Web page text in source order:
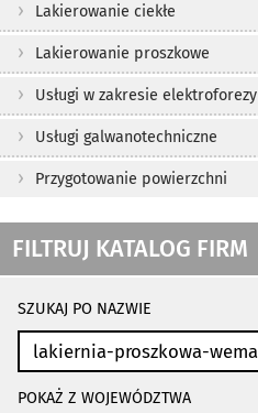
Lakierowanie ciekłe
Lakierowanie proszkowe
Usługi w zakresie elektroforezy
Usługi galwanotechniczne
Przygotowanie powierzchni
FILTRUJ KATALOG FIRM
wyszukiwania
SZUKAJ PO NAZWIE
POKAŻ Z WOJEWÓDZTWA